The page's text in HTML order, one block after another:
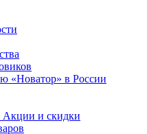
«Новатор» в России
Акции и скидки